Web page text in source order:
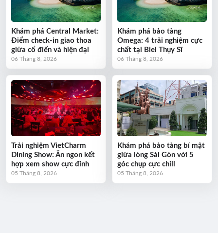
Khám phá Central Market:
Điểm check-in giao thoa
giữa cổ điển và hiện đại
06 Tháng 8, 2026
Khám phá bảo tàng
Omega: 4 trải nghiệm cực
chất tại Biel Thụy Sĩ
06 Tháng 8, 2026
Trải nghiệm VietCharm
Dining Show: Ăn ngon kết
hợp xem show cực đỉnh
05 Tháng 8, 2026
Khám phá bảo tàng bí mật
giữa lòng Sài Gòn với 5
góc chụp cực chill
05 Tháng 8, 2026